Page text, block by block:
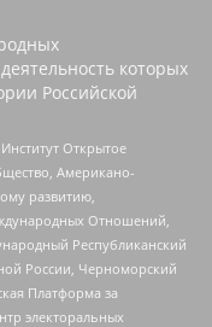
которых
Российской
Открытое
Американо-
развитию,
Отношений,
Республиканский
России, Черноморский
Платформа за
электоральных